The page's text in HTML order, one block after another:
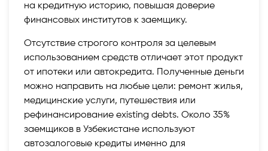
на кредитную историю, повышая доверие
финансовых институтов к заемщику.
Отсутствие строгого контроля за целевым
использованием средств отличает этот продукт
от ипотеки или автокредита. Полученные деньги
можно направить на любые цели: ремонт жилья,
медицинские услуги, путешествия или
рефинансирование existing debts. Около 35%
заемщиков в Узбекистане используют
автозалоговые кредиты именно для